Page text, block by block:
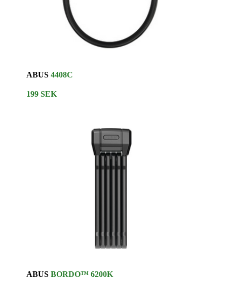
ABUS4408C
199 SEK
ABUSBORDO™ 6200K